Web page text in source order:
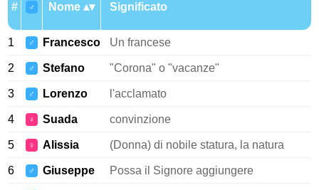
# ♂ Nome Significato
1 ♂ Francesco Un francese
2 ♂ Stefano "Corona" o "vacanze"
3 ♂ Lorenzo l'acclamato
4 ♀ Suada convinzione
5 ♀ Alissia (Donna) di nobile statura, la natura
6 ♂ Giuseppe Possa il Signore aggiungere